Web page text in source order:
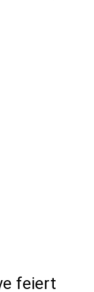
feiert